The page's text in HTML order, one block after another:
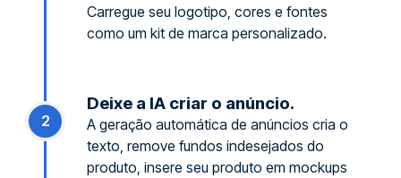
Carregue seu logotipo, cores e fontes
como um kit de marca personalizado.
2
Deixe a IA criar o anúncio.
A geração automática de anúncios cria o
texto, remove fundos indesejados do
produto, insere seu produto em mockups